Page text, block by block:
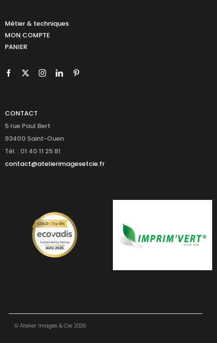
Métier & techniques
MON COMPTE
PANIER
CONTACT
5 rue Paul Bert
93400 Saint-Ouen
Tél. : 01 40 11 25 81
contact@atelierimagesetcie.fr
© Atelier Images & Cie 2026